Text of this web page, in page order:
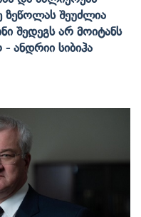
Შეუძლია
Შედეგს Არ Მოიტანს
Ანდრიი Სიბიჰა